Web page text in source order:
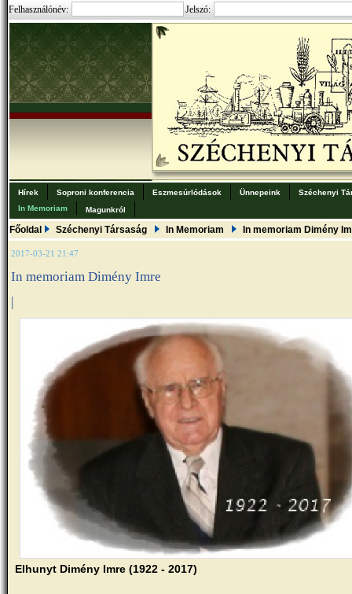
Felhasználónév: Jelszó:
Hírek Soproni konferencia Eszmesúrlódások Ünnepeink
Széchenyi
In Memoriam
Magunkról
Főoldal Széchenyi Társaság In Memoriam In memoriam Dimény
2017-03-21 21:47
In memoriam Dimény Imre
|
Elhunyt Dimény Imre (1922 - 2017)